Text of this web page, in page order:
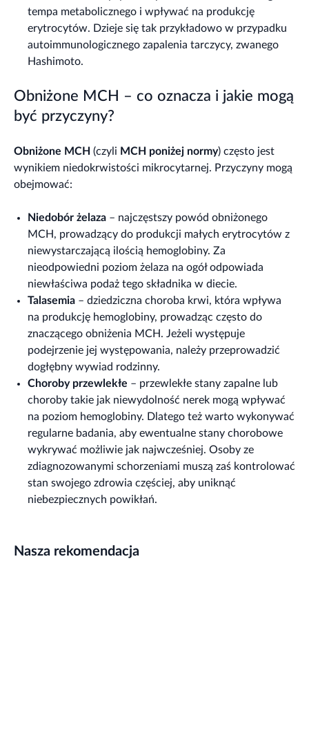
tempa metabolicznego i wpływać na produkcję
erytrocytów. Dzieje się tak przykładowo w przypadku
autoimmunologicznego zapalenia tarczycy, zwanego
Hashimoto.
Obniżone MCH – co oznacza i jakie mogą
być przyczyny?
Obniżone MCH (czyli MCH poniżej normy) często jest
wynikiem niedokrwistości mikrocytarnej. Przyczyny mogą
obejmować:
Niedobór żelaza – najczęstszy powód obniżonego
MCH, prowadzący do produkcji małych erytrocytów z
niewystarczającą ilością hemoglobiny. Za
nieodpowiedni poziom żelaza na ogół odpowiada
niewłaściwa podaż tego składnika w diecie.
Talasemia – dziedziczna choroba krwi, która wpływa
na produkcję hemoglobiny, prowadząc często do
znaczącego obniżenia MCH. Jeżeli występuje
podejrzenie jej występowania, należy przeprowadzić
dogłębny wywiad rodzinny.
Choroby przewlekłe – przewlekłe stany zapalne lub
choroby takie jak niewydolność nerek mogą wpływać
na poziom hemoglobiny. Dlatego też warto wykonywać
regularne badania, aby ewentualne stany chorobowe
wykrywać możliwie jak najwcześniej. Osoby ze
zdiagnozowanymi schorzeniami muszą zaś kontrolować
stan swojego zdrowia częściej, aby uniknąć
niebezpiecznych powikłań.
Nasza rekomendacja